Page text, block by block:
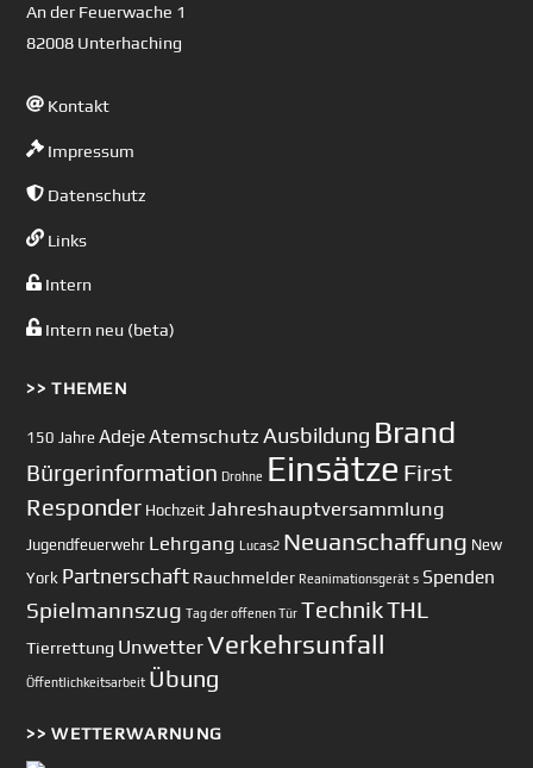
An der Feuerwache 1
82008 Unterhaching
Kontakt
Impressum
Datenschutz
Links
Intern
Intern neu (beta)
>> THEMEN
150 Jahre AdejeAtemschutz Ausbildung Brand
Bürgerinformation Drohne Einsätze First
Responder Hochzeit Jahreshauptversammlung
Jugendfeuerwehr Lehrgang Lucas2 Neuanschaffung New
York Partnerschaft Rauchmelder Reanimationsgerät s Spenden
Spielmannszug Tag der offenen Tür TechnikTHL
Tierrettung UnwetterVerkehrsunfall
Öffentlichkeitsarbeit Übung
>> WETTERWARNUNG